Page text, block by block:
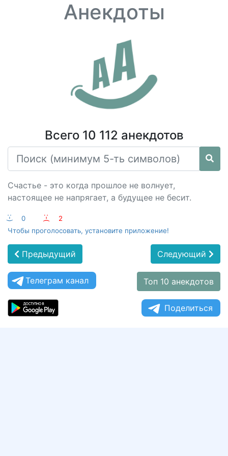
Анекдоты
Всего 10 112 анекдотов
Счастье - это когда прошлое не волнует,
настоящее не напрягает, а будущее не бесит.
:-) 0 :-(
2
Чтобы проголосовать, установите приложение!
Предыдущий Следующий
Телеграм канал Топ 10 анекдотов
Поделиться